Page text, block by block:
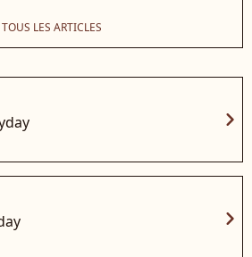
TOUS LES ARTICLES
chevron_right
chevron_right